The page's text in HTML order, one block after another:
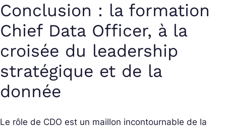
Conclusion : la formation
Chief Data Officer, à la
croisée du leadership
stratégique et de la
donnée
Le rôle de CDO est un maillon incontournable de la